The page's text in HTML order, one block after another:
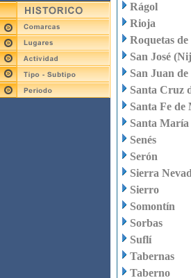
Rágol
Rioja
Roquetas
San José
San Juan
Santa Cruz
Santa Fe
Santa
Senés
Serón
Sierra
Sierro
Somontín
Sorbas
Suflí
Tabernas
Taberno